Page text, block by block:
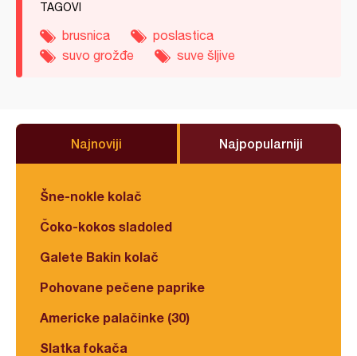
TAGOVI
brusnica
poslastica
suvo grožđe
suve šljive
Najnoviji Najpopularniji
Šne-nokle kolač
Čoko-kokos sladoled
Galete Bakin kolač
Pohovane pečene paprike
Americke palačinke (30)
Slatka fokača